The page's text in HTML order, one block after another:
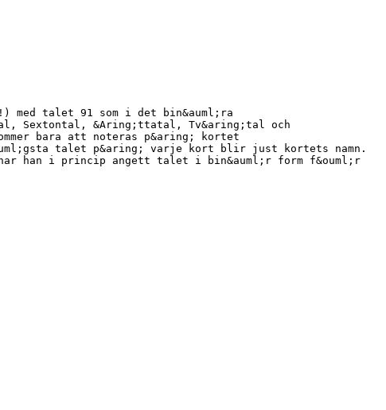
med talet 91 som i det bin&auml;ra
Sextontal, &Aring;ttatal, Tv&aring;tal och
bara att noteras p&aring; kortet
talet p&aring; varje kort blir just kortets namn.
han i princip angett talet i bin&auml;r form f&ouml;r